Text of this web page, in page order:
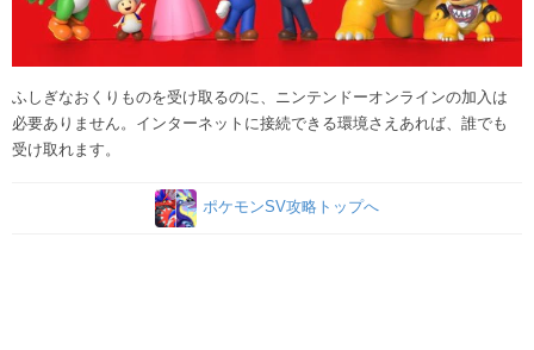
ふしぎなおくりものを受け取るのに、ニンテンドーオンラインの加入は
必要ありません。インターネットに接続できる環境さえあれば、誰でも
受け取れます。
ポケモンSV攻略トップへ